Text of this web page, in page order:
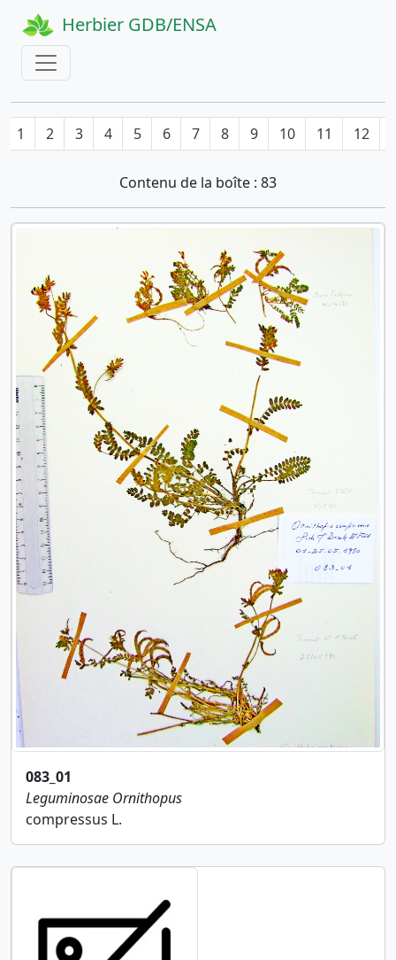
Herbier GDB/ENSA
1 2 3 4 5 6 7 8 9 10 11 12
Contenu de la boîte : 83
083_01
Leguminosae Ornithopus
compressus L.